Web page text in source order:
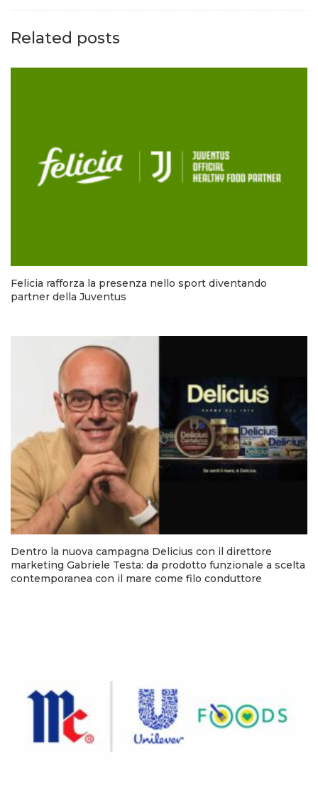
Related posts
Felicia rafforza la presenza nello sport diventando
partner della Juventus
Dentro la nuova campagna Delicius con il direttore
marketing Gabriele Testa: da prodotto funzionale a scelta
contemporanea con il mare come filo conduttore